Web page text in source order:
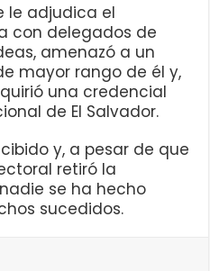
le adjudica el
con delegados de
amenazó a un
mayor rango de él y,
una credencial
de El Salvador.
y, a pesar de que
retiró la
se ha hecho
sucedidos.